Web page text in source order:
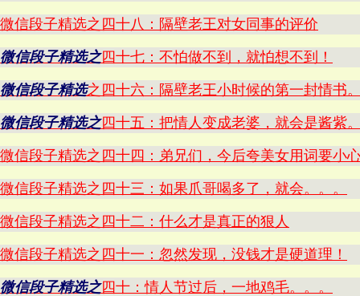
微信段子精选之四十八：隔壁老王对女同事的评价
微信段子精选之四十七：不怕做不到，就怕想不到！
微信段子精选之四十六：隔壁老王小时候的第一封情书
微信段子精选之四十五：把情人变成老婆，就会是酱紫
微信段子精选之四十四：弟兄们，今后夸美女用词要小
微信段子精选之四十三：如果爪哥喝多了，就会。。。
微信段子精选之四十二：什么才是真正的狠人
微信段子精选之四十一：忽然发现，没钱才是硬道理！
微信段子精选之四十：情人节过后，一地鸡毛。。。